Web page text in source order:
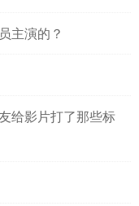
主演的？
给影片打了那些标